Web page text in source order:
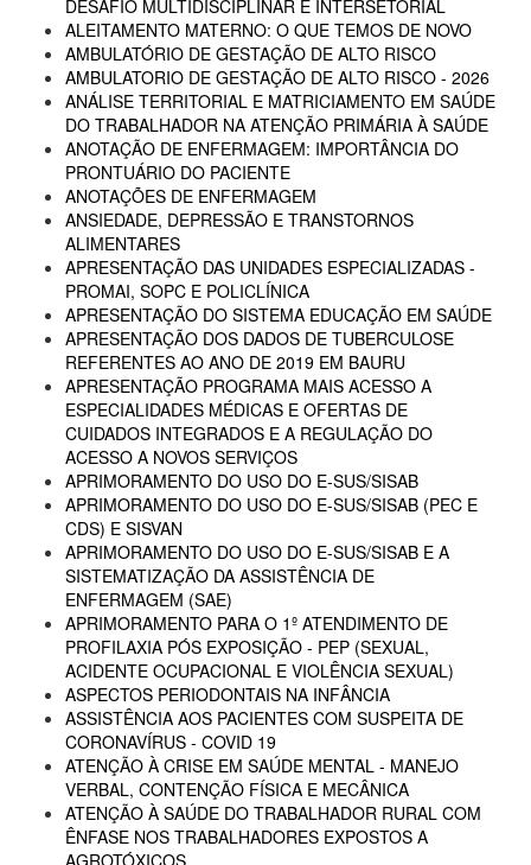
DESAFIO MULTIDISCIPLINAR E INTERSETORIAL
ALEITAMENTO MATERNO: O QUE TEMOS DE NOVO
AMBULATÓRIO DE GESTAÇÃO DE ALTO RISCO
AMBULATORIO DE GESTAÇÃO DE ALTO RISCO - 2026
ANÁLISE TERRITORIAL E MATRICIAMENTO EM SAÚDE
DO TRABALHADOR NA ATENÇÃO PRIMÁRIA À SAÚDE
ANOTAÇÃO DE ENFERMAGEM: IMPORTÂNCIA DO
PRONTUÁRIO DO PACIENTE
ANOTAÇÕES DE ENFERMAGEM
ANSIEDADE, DEPRESSÃO E TRANSTORNOS
ALIMENTARES
APRESENTAÇÃO DAS UNIDADES ESPECIALIZADAS -
PROMAI, SOPC E POLICLÍNICA
APRESENTAÇÃO DO SISTEMA EDUCAÇÃO EM SAÚDE
APRESENTAÇÃO DOS DADOS DE TUBERCULOSE
REFERENTES AO ANO DE 2019 EM BAURU
APRESENTAÇÃO PROGRAMA MAIS ACESSO A
ESPECIALIDADES MÉDICAS E OFERTAS DE
CUIDADOS INTEGRADOS E A REGULAÇÃO DO
ACESSO A NOVOS SERVIÇOS
APRIMORAMENTO DO USO DO E-SUS/SISAB
APRIMORAMENTO DO USO DO E-SUS/SISAB (PEC E
CDS) E SISVAN
APRIMORAMENTO DO USO DO E-SUS/SISAB E A
SISTEMATIZAÇÃO DA ASSISTÊNCIA DE
ENFERMAGEM (SAE)
APRIMORAMENTO PARA O 1º ATENDIMENTO DE
PROFILAXIA PÓS EXPOSIÇÃO - PEP (SEXUAL,
ACIDENTE OCUPACIONAL E VIOLÊNCIA SEXUAL)
ASPECTOS PERIODONTAIS NA INFÂNCIA
ASSISTÊNCIA AOS PACIENTES COM SUSPEITA DE
CORONAVÍRUS - COVID 19
ATENÇÃO À CRISE EM SAÚDE MENTAL - MANEJO
VERBAL, CONTENÇÃO FÍSICA E MECÂNICA
ATENÇÃO À SAÚDE DO TRABALHADOR RURAL COM
ÊNFASE NOS TRABALHADORES EXPOSTOS A
AGROTÓXICOS